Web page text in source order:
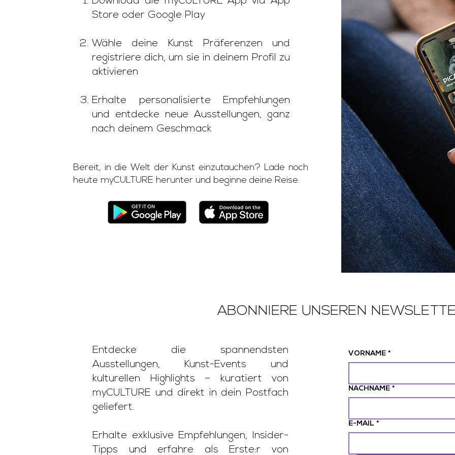
Store oder Google Play
Wähle deine Kunst Präferenzen und
registriere dich, um sie in deinem Profil zu
aktivieren
Erhalte personalisierte Empfehlungen
und entdecke neue Ausstellungen, ganz
nach deinem Geschmack
Bereit, in die Welt der Kunst einzutauchen? Lade noch
heute myCULTURE herunter und beginne deine Reise.
ABONNIERE UNSEREN
Entdecke die spannendsten
Ausstellungen, Kunst-Events und
kulturellen Highlights – kuratiert von
myCULTURE und direkt in dein Postfach
geliefert.
Erhalte exklusive Empfehlungen, Insider-
Tipps und erfahre als Erste:r von
VORNAME *
NACHNAME *
E-MAIL *